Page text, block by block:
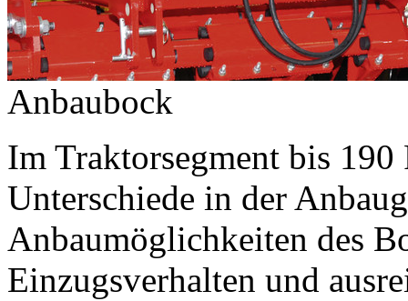
Anbaubock
Im Traktorsegment bis 190
Unterschiede in der
Anbaumöglichkeiten des
Einzugsverhalten und